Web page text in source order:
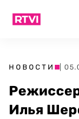
НОВОСТИ |
Илья